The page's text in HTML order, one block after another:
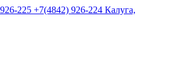
225 +7(4842) 926-224 Калуга,